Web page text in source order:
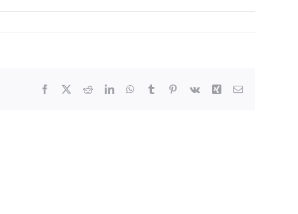
Facebook RedditLinkedInWhatsApp
Tumblr Pinterest
Vk Xing Correo